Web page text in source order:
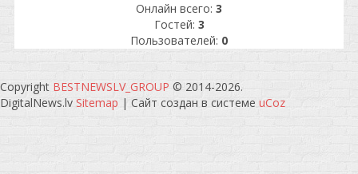
Онлайн всего: 3
Гостей: 3
Пользователей: 0
Copyright BESTNEWSLV_GROUP © 2014-2026.
DigitalNews.lv Sitemap | Сайт создан в системе uCoz